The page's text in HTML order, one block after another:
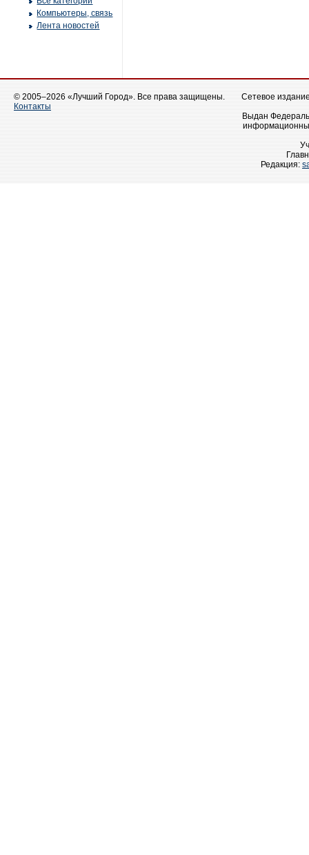
Компьютеры, связь
Лента новостей
© 2005–2026 «Лучший Город». Все права защищены.
Контакты
Сетевое
Выдан
Редакция: